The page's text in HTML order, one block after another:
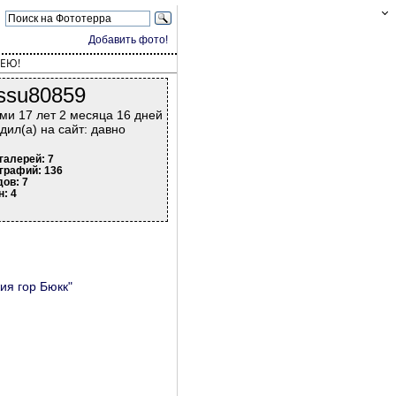
Добавить фото!
17 лет 2 месяца 16 дней
на сайт: давно
7
136
7
4
гор Бюкк"